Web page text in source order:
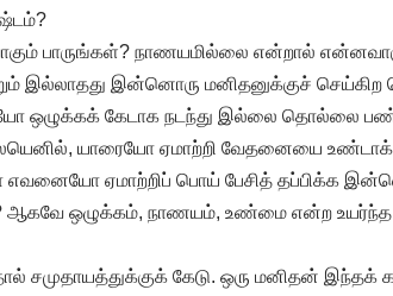
பாருங்கள்? நாணயமில்லை என்றால்
இல்லாதது இன்னொரு மனிதனுக்குச் செய்கிற
ஒழுக்கக் கேடாக நடந்து இல்லை தொல்லை
யாரையோ ஏமாற்றி வேதனையை
ஏமாற்றிப் பொய் பேசித் தப்பிக்க
ஆகவே ஒழுக்கம், நாணயம், உண்மை என்ற
சமுதாயத்துக்குக் கேடு. ஒரு மனிதன் இந்தக்